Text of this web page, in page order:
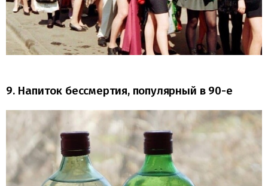
9. Напиток бессмертия, популярный в 90-е